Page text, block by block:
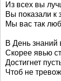
Из всех вы
Вы показали к
Мы вас так
В День знаний
Скорее явью
Достигнет
Чтоб не